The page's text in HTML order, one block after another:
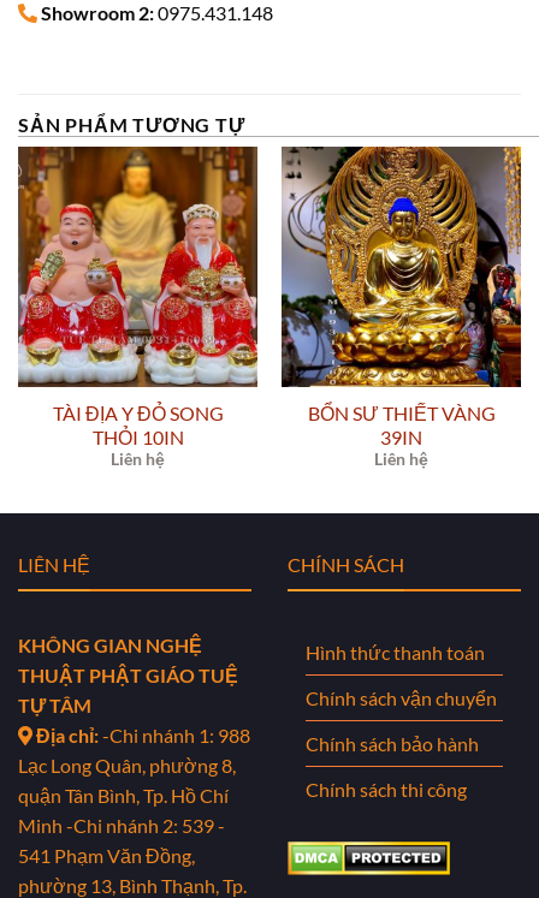
Showroom 2:0975.431.148
SẢN PHẨM TƯƠNG TỰ
TÀI ĐỊA Y ĐỎ SONG
THỎI 10IN
Liên hệ
BỔN SƯ THIẾT VÀNG
39IN
Liên hệ
LIÊN HỆ
KHÔNG GIAN NGHỆ
THUẬT PHẬT GIÁO TUỆ
TỰ TÂM
Địa chỉ:-Chi nhánh 1: 988
Lạc Long Quân, phường 8,
quận Tân Bình, Tp. Hồ Chí
Minh -Chi nhánh 2: 539 -
541 Phạm Văn Đồng,
phường 13, Bình Thạnh, Tp.
CHÍNH SÁCH
Hình thức thanh toán
Chính sách vận chuyển
Chính sách bảo hành
Chính sách thi công